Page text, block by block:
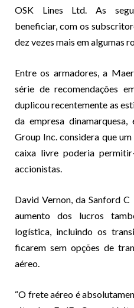
OSK Lines Ltd. As
beneficiar, com os
dez vezes mais em algumas
Entre os armadores, a
série de recomendações
duplicou recentemente as
da empresa
Group Inc. considera que
caixa livre poderia
accionistas.
David Vernon, da Sanford
aumento dos lucros
logística, incluindo os
ficarem sem opções de
aéreo.
“O frete aéreo é